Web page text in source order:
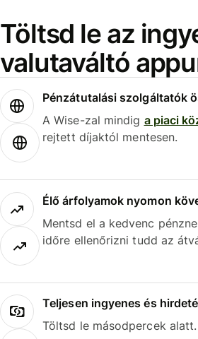
Töltsd le az
valutaváltó
Pénzátutalási szolgáltatók
A Wise-zal mindig a piaci
rejtett díjaktól mentesen.
Élő árfolyamok nyomon
Mentsd el a kedvenc
időre ellenőrizni tudd az
Teljesen ingyenes és
Töltsd le másodpercek alatt.